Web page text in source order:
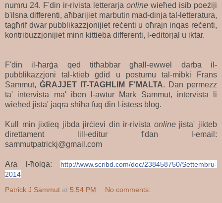
numru 24. F'din ir-rivista letterarja online wieħed isib poeżiji
b'ilsna differenti, aħbarijiet marbutin mad-dinja tal-letteratura,
tagħrif dwar pubblikazzjonijiet reċenti u oħrajn inqas reċenti,
kontribuzzjonijiet minn kittieba differenti, l-editorjal u iktar.
F'din il-ħarġa qed titħabbar għall-ewwel darba il-
pubblikazzjoni tal-ktieb ġdid u postumu tal-mibki Frans
Sammut,ĠRAJJET IT-TAGĦLIM F'MALTA. Dan permezz
ta' intervista ma' iben l-awtur Mark Sammut, intervista li
wieħed jista' jaqra sħiħa fuq din l-istess blog.
Kull min jixtieq jibda jirċievi din ir-rivista online jista' jikteb
direttament lill-editur f'dan l-email:
sammutpatrickj@gmail.com
Ara l-ħolqa: http://www.scribd.com/doc/238458750/Settembru-
2014
Patrick J Sammut at 5:54 PM No comments: